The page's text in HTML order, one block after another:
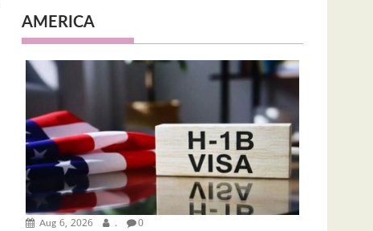
AMERICA
Aug 6, 2026 . 0